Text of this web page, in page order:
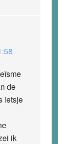
de
ietsje
ik